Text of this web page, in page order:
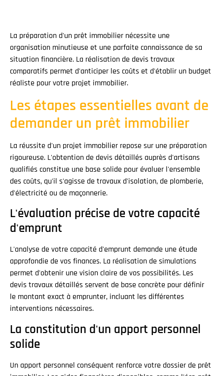
La préparation d'un prêt immobilier nécessite une
organisation minutieuse et une parfaite connaissance de sa
situation financière. La réalisation de devis travaux
comparatifs permet d'anticiper les coûts et d'établir un budget
réaliste pour votre projet immobilier.
Les étapes essentielles avant de
demander un prêt immobilier
La réussite d'un projet immobilier repose sur une préparation
rigoureuse. L'obtention de devis détaillés auprès d'artisans
qualifiés constitue une base solide pour évaluer l'ensemble
des coûts, qu'il s'agisse de travaux d'isolation, de plomberie,
d'électricité ou de maçonnerie.
L'évaluation précise de votre capacité
d'emprunt
L'analyse de votre capacité d'emprunt demande une étude
approfondie de vos finances. La réalisation de simulations
permet d'obtenir une vision claire de vos possibilités. Les
devis travaux détaillés servent de base concrète pour définir
le montant exact à emprunter, incluant les différentes
interventions nécessaires.
La constitution d'un apport personnel
solide
Un apport personnel conséquent renforce votre dossier de prêt